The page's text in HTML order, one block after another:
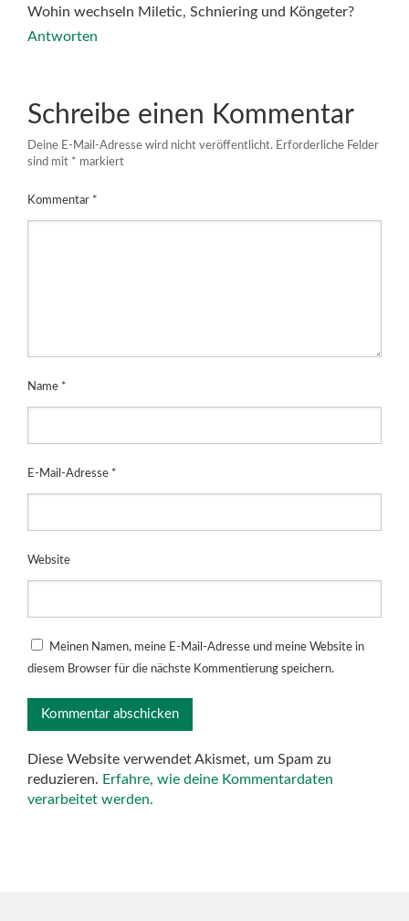
Wohin wechseln Miletic, Schniering und Köngeter?
Antworten
Schreibe einen Kommentar
Deine E-Mail-Adresse wird nicht veröffentlicht. Erforderliche Felder
sind mit * markiert
Kommentar *
Name *
E-Mail-Adresse *
Website
Meinen Namen, meine E-Mail-Adresse und meine Website in
diesem Browser für die nächste Kommentierung speichern.
Diese Website verwendet Akismet, um Spam zu
reduzieren. Erfahre, wie deine Kommentardaten
verarbeitet werden.